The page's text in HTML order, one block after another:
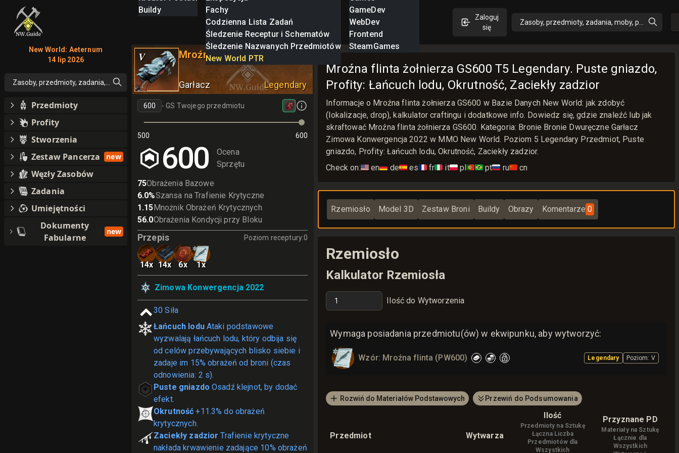
Buildy
Fachy
Codzienna Lista Zadań
Śledzenie Receptur i Schematów
Śledzenie Nazwanych Przedmiotów
New World PTR
GameDev
WebDev
Frontend
SteamGames
Zaloguj
się
Zasoby, przedmioty, zadania, moby, perki,
V Mroźna flinta żołnierza
Garłacz Legendary
-GS Twojego przedmiotu
500 600
600
Ocena
Sprzętu
75Obrażenia Bazowe
6.0%Szansa na Trafienie Krytyczne
1.15Mnożnik Obrażeń Krytycznych
56.0Obrażenia Kondycji przy Bloku
Przepis Poziom receptury:0
14x 14x 6x 1x
Zimowa Konwergencja 2022
30 Siła
Łańcuch lodu Ataki podstawowe
wyzwalają łańcuch lodu, który odbija się
od celów przebywających blisko siebie i
zadaje im 15% obrażeń od broni (czas
odnowienia: 2 s).
Puste gniazdo Osadź klejnot, by dodać
efekt.
Okrutność +11.3% do obrażeń
krytycznych.
Zaciekły zadzior Trafienie krytyczne
nakłada krwawienie zadające 10% obrażeń
Mroźna flinta żołnierza GS600 T5 Legendary. Puste gniazdo,
Profity: Łańcuch lodu, Okrutność, Zaciekły zadzior
Informacje o Mroźna flinta żołnierza GS600 w Bazie Danych New World: jak zdobyć
(lokalizacje, drop), kalkulator craftingu i dodatkowe info. Dowiedz się, gdzie znaleźć lub jak
skraftować Mroźna flinta żołnierza GS600. Kategoria: Bronie Bronie Dwuręczne Garłacz
Zimowa Konwergencja 2022 w MMO New World. Poziom 5 Legendary Przedmiot, Puste
gniazdo, Profity: Łańcuch lodu, Okrutność, Zaciekły zadzior.
Check on:🇺🇸 en🇩🇪 de🇪🇸 es🇫🇷 fr🇮🇹 it🇵🇱 pl🇵🇹🇧🇷 pt🇷🇺 ru🇨🇳 cn
Rzemiosło Model 3D Zestaw Broni Buildy Obrazy Komentarze 0
Rzemiosło
Kalkulator Rzemiosła
Ilość do Wytworzenia
Wymaga posiadania przedmiotu(ów) w ekwipunku, aby wytworzyć:
Wzór: Mroźna flinta (PW600) Legendary Poziom: V
Rozwiń do Materiałów Podstawowych Przewiń do Podsumowania
Przedmiot Wytwarza
Ilość
Przedmioty na Sztukę
Łączna Liczba
Przedmiotów dla
Wszystkich
Przyznane PD
Materiały na Sztukę
Łącznie dla
Wszystkich
New World: Aeternum
14 lip 2026
Zasoby, przedmioty, zadania, moby, perki, umiejętności
Przedmioty
Profity
Stworzenia
Zestaw Pancerza
new
Węzły Zasobów
Zadania
Umiejętności
Dokumenty
Fabularne
new